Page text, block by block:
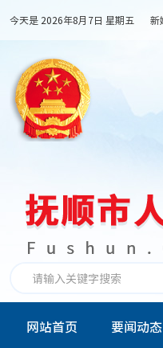
今天是 2026年8月7日 星期五 新
网站首页 要闻动态